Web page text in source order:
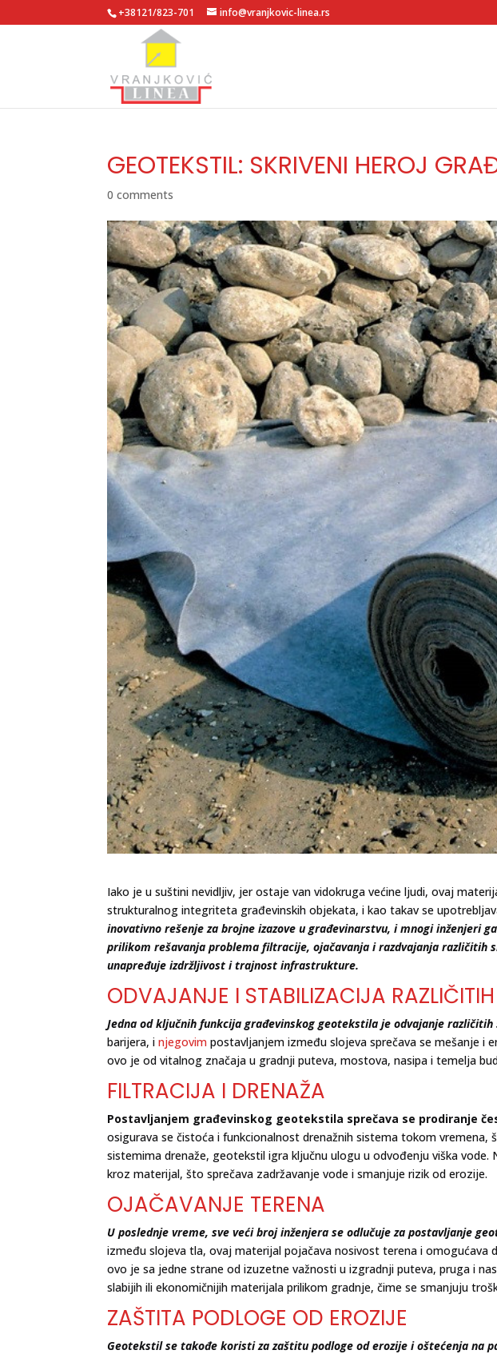
+38121/823-701 info@vranjkovic-linea.rs
GEOTEKSTIL: SKRIVENI HEROJ
0 comments
Iako je u suštini nevidljiv, jer ostaje van vidokruga većine ljudi, ovaj
strukturalnog integriteta građevinskih objekata, i kao takav se
inovativno rešenje za brojne izazove u građevinarstvu, i mnogi inženjeri
prilikom rešavanja problema filtracije, ojačavanja i razdvajanja različitih
unapređuje izdržljivost i trajnost infrastrukture.
ODVAJANJE I STABILIZACIJA
Jedna od ključnih funkcija građevinskog geotekstila je odvajanje različitih
barijera, injegovim postavljanjem između slojeva sprečava se mešanje i
ovo je od vitalnog značaja u gradnji puteva, mostova, nasipa i temelja
FILTRACIJA I DRENAŽA
Postavljanjem građevinskog geotekstila sprečava se prodiranje
osigurava se čistoća i funkcionalnost drenažnih sistema tokom vremena,
sistemima drenaže, geotekstil igra ključnu ulogu u odvođenju viška
kroz materijal, što sprečava zadržavanje vode i smanjuje rizik od erozije.
OJAČAVANJE TERENA
U poslednje vreme, sve veći broj inženjera se odlučuje za postavljanje
između slojeva tla, ovaj materijal pojačava nosivost terena i omogućava
ovo je sa jedne strane od izuzetne važnosti u izgradnji puteva, pruga i
slabijih ili ekonomičnijih materijala prilikom gradnje, čime se smanjuju
ZAŠTITA PODLOGE OD EROZIJE
Geotekstil se takođe koristi za zaštitu podloge od erozije i oštećenja na